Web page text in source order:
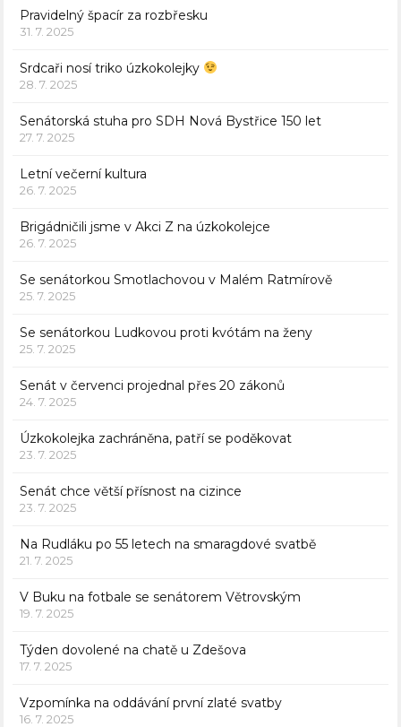
Pravidelný špacír za rozbřesku
31. 7. 2025
Srdcaři nosí triko úzkokolejky
28. 7. 2025
Senátorská stuha pro SDH Nová Bystřice 150 let
27. 7. 2025
Letní večerní kultura
26. 7. 2025
Brigádničili jsme v Akci Z na úzkokolejce
26. 7. 2025
Se senátorkou Smotlachovou v Malém Ratmírově
25. 7. 2025
Se senátorkou Ludkovou proti kvótám na ženy
25. 7. 2025
Senát v červenci projednal přes 20 zákonů
24. 7. 2025
Úzkokolejka zachráněna, patří se poděkovat
23. 7. 2025
Senát chce větší přísnost na cizince
23. 7. 2025
Na Rudláku po 55 letech na smaragdové svatbě
21. 7. 2025
V Buku na fotbale se senátorem Větrovským
19. 7. 2025
Týden dovolené na chatě u Zdešova
17. 7. 2025
Vzpomínka na oddávání první zlaté svatby
16. 7. 2025